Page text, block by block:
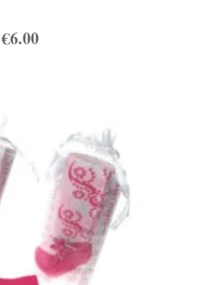
Algne
€6.00Praegune